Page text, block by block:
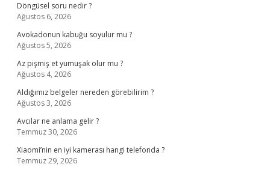
Döngüsel soru nedir ?
Ağustos 6, 2026
Avokadonun kabuğu soyulur mu ?
Ağustos 5, 2026
Az pişmiş et yumuşak olur mu ?
Ağustos 4, 2026
Aldığımız belgeler nereden görebilirim ?
Ağustos 3, 2026
Avcılar ne anlama gelir ?
Temmuz 30, 2026
Xiaomi’nin en iyi kamerası hangi telefonda ?
Temmuz 29, 2026